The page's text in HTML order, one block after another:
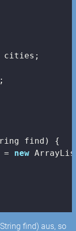
cities;
find)
{
=
new
find) aus, so